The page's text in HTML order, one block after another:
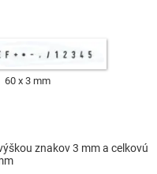
60 x 3 mm
znakov 3 mm a celkovú